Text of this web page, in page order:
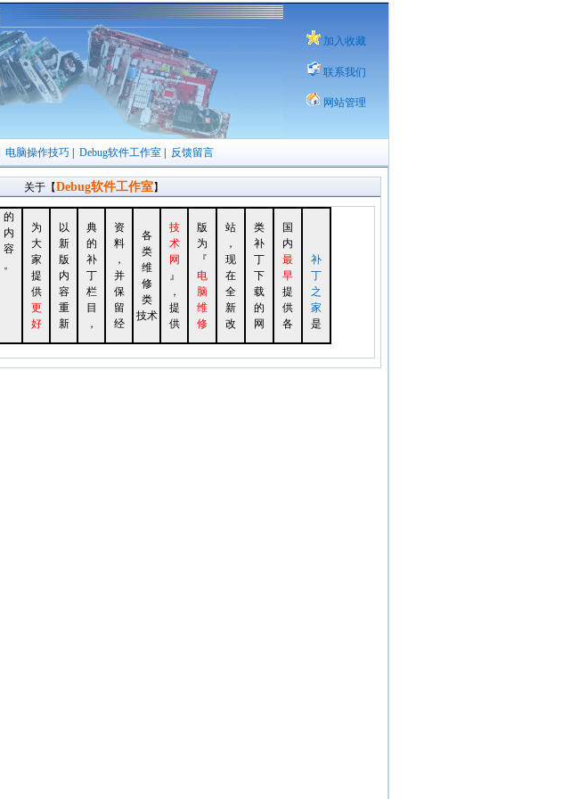
加入收藏
联系我们
网站管理
电脑操作技巧 Debug软件工作室 反馈留言
关于【Debug软件工作室】
的
内
容
。
为
大
家
提
供
更
好
以
新
版
内
容
重
新
典
的
补
丁
栏
目
，
资
料
，
并
保
留
经
各
类
维
修
类
技术
技
术
网
』
，
提
供
版
为
『
电
脑
维
修
站
，
现
在
全
新
改
类
补
丁
下
载
的
网
国
内
最
早
提
供
各
补
丁
之
家
是